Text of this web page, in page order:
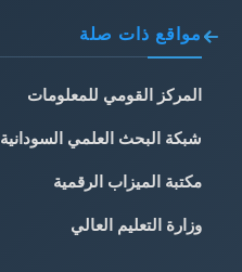
مواقع ذات صلة
المركز القومي للمعلومات
شبكة البحث العلمي السودانية
مكتبة الميزاب الرقمية
وزارة التعليم العالي